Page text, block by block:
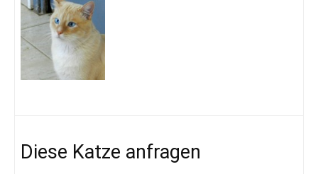
Diese Katze anfragen